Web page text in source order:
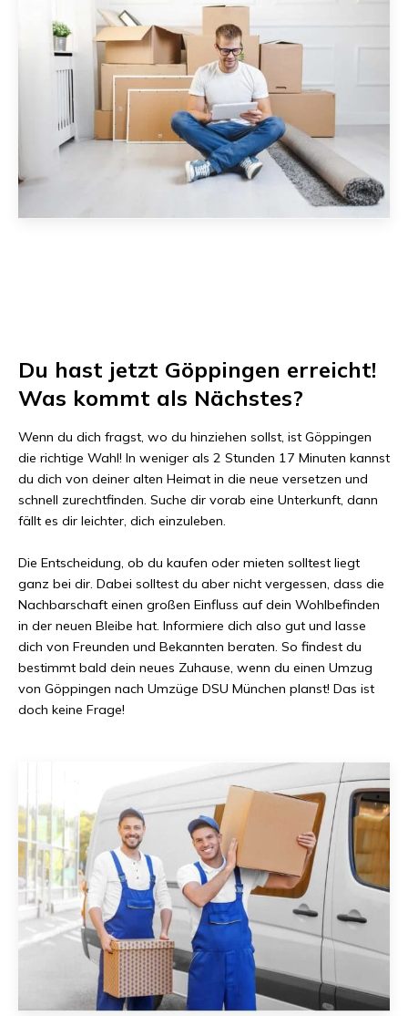
Du hast jetzt Göppingen erreicht!
Was kommt als Nächstes?
Wenn du dich fragst, wo du hinziehen sollst, ist Göppingen
die richtige Wahl! In weniger als 2 Stunden 17 Minuten kannst
du dich von deiner alten Heimat in die neue versetzen und
schnell zurechtfinden. Suche dir vorab eine Unterkunft, dann
fällt es dir leichter, dich einzuleben.
Die Entscheidung, ob du kaufen oder mieten solltest liegt
ganz bei dir. Dabei solltest du aber nicht vergessen, dass die
Nachbarschaft einen großen Einfluss auf dein Wohlbefinden
in der neuen Bleibe hat. Informiere dich also gut und lasse
dich von Freunden und Bekannten beraten. So findest du
bestimmt bald dein neues Zuhause, wenn du einen Umzug
von Göppingen nach Umzüge DSU München planst! Das ist
doch keine Frage!